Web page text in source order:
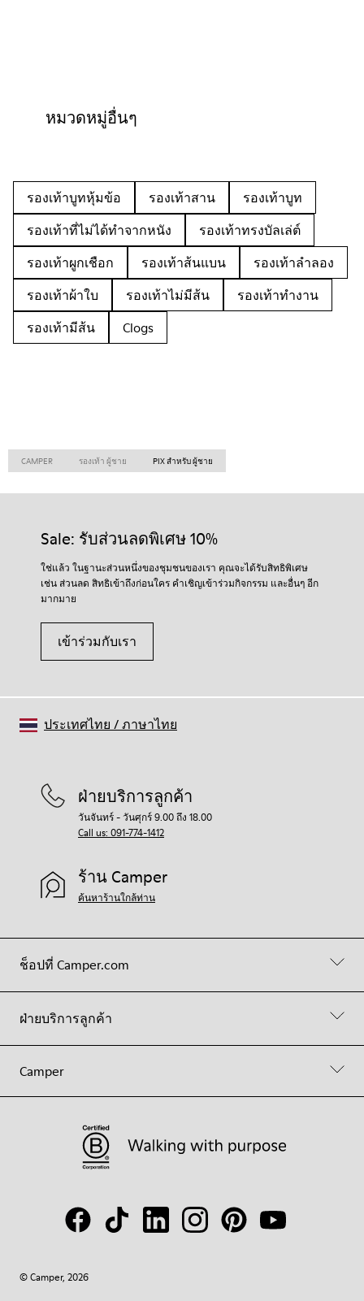
หมวดหมู่อื่นๆ
รองเท้าบูทหุ้มข้อ รองเท้าสาน
รองเท้าบูท
รองเท้าที่ไม่ได้ทำจากหนัง
รองเท้าทรงบัลเล่ต์
รองเท้าผูกเชือก
รองเท้าส้นแบน
รองเท้าลำลอง
รองเท้าผ้าใบ
รองเท้าไม่มีส้น
รองเท้าทำงาน
รองเท้ามีส้น
Clogs
CAMPER รองเท้า ผู้ชาย PIX สำหรับ ผู้ชาย
Sale: รับส่วนลดพิเศษ 10%
ใช่แล้ว ในฐานะส่วนหนึ่งของชุมชนของเรา คุณจะได้รับสิทธิพิเศษ
เช่น ส่วนลด สิทธิเข้าถึงก่อนใคร คำเชิญเข้าร่วมกิจกรรม และอื่นๆ อีก
มากมาย
เข้าร่วมกับเรา
ช็อปที่ Camper.com
ฝ่ายบริการลูกค้า
Camper
ฝ่ายบริการลูกค้า
วันจันทร์ - วันศุกร์ 9.00 ถึง 18.00
Call us: 091-774-1412
ร้าน Camper
ค้นหาร้านใกล้ท่าน
© Camper, 2026
ประเทศไทย /ภาษาไทย